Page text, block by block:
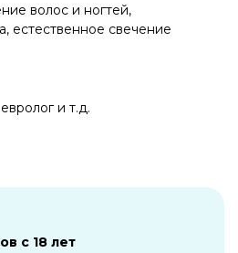
волос и ногтей,
естественное свечение
и т.д.
с 18 лет